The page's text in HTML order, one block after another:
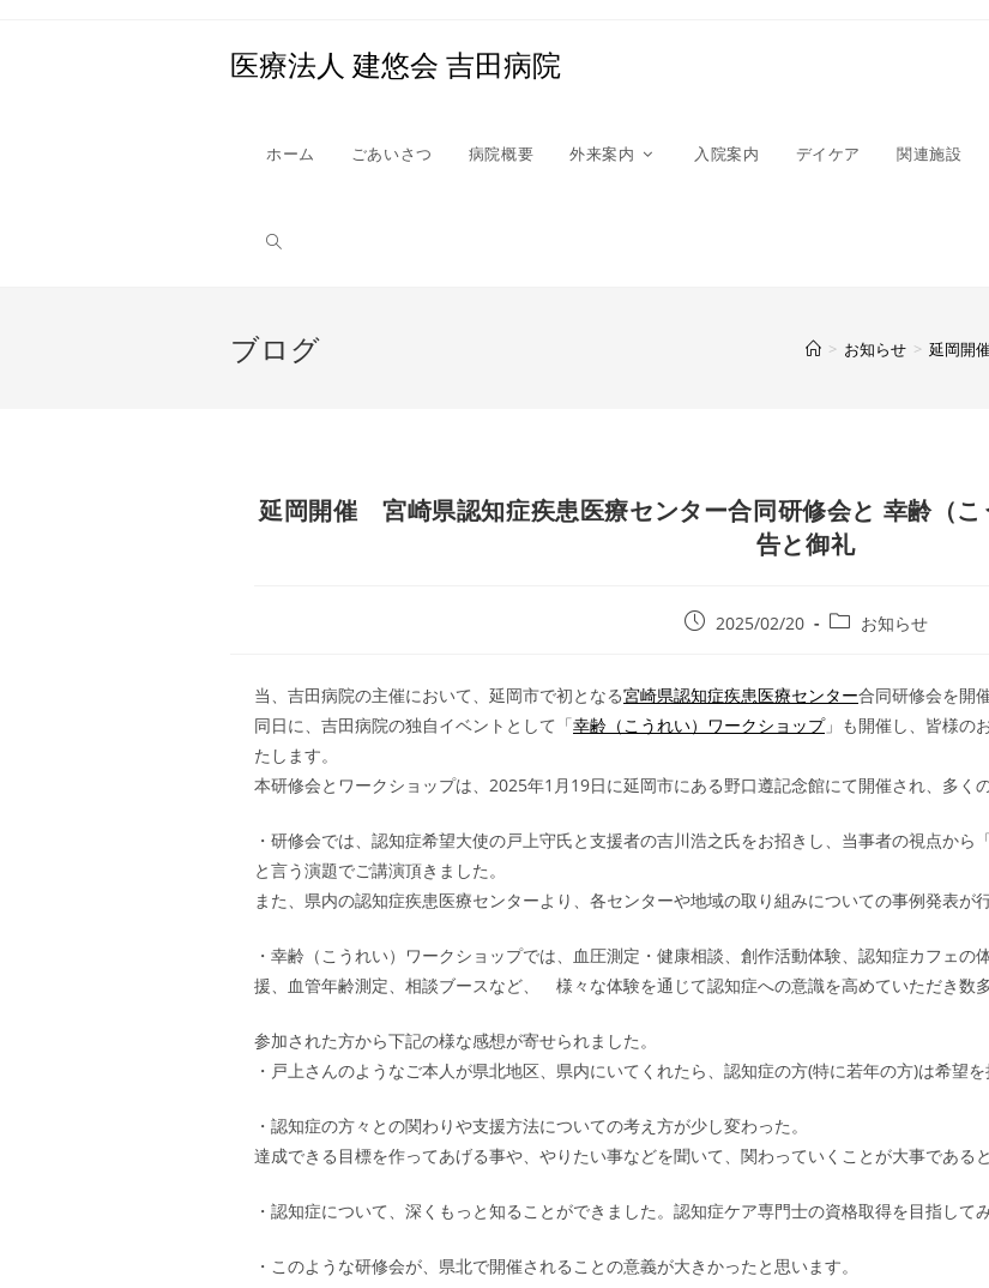
医療法人 建悠会 吉田病院
ホーム ごあいさつ 病院概要 外来案内 入院案内 デイケア 関連施設
ブログ > お知らせ > 延岡開
延岡開催 宮崎県認知症疾患医療センター合同研修会と 幸齢（
告と御礼
2025/02/20 お知らせ
当、吉田病院の主催において、延岡市で初となる宮崎県認知症疾患医療センター合同研修会を開
同日に、吉田病院の独自イベントとして「幸齢（こうれい）ワークショップ」も開催し、皆様の
たします。
本研修会とワークショップは、2025年1月19日に延岡市にある野口遵記念館にて開催され、多く
・研修会では、認知症希望大使の戸上守氏と支援者の吉川浩之氏をお招きし、当事者の視点から
と言う演題でご講演頂きました。
また、県内の認知症疾患医療センターより、各センターや地域の取り組みについての事例発表が
・幸齢（こうれい）ワークショップでは、血圧測定・健康相談、創作活動体験、認知症カフェの
援、血管年齢測定、相談ブースなど、 様々な体験を通じて認知症への意識を高めていただき数
参加された方から下記の様な感想が寄せられました。
・戸上さんのようなご本人が県北地区、県内にいてくれたら、認知症の方(特に若年の方)は希望
・認知症の方々との関わりや支援方法についての考え方が少し変わった。
達成できる目標を作ってあげる事や、やりたい事などを聞いて、関わっていくことが大事であると
・認知症について、深くもっと知ることができました。認知症ケア専門士の資格取得を目指して
・このような研修会が、県北で開催されることの意義が大きかったと思います。